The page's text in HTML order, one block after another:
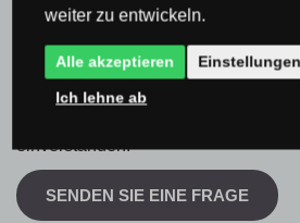
Stellen Sie anonym eine Frage.
Ich habe dieDatenschutz- und
einverstanden.
SENDEN SIE EINE FRAGE
weiter zu entwickeln.
Alle akzeptieren
Ich lehne ab